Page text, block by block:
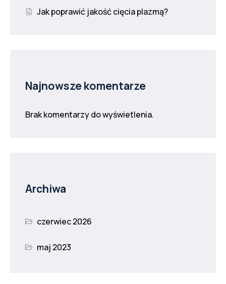
Jak poprawić jakość cięcia plazmą?
Najnowsze komentarze
Brak komentarzy do wyświetlenia.
Archiwa
czerwiec 2026
maj 2023